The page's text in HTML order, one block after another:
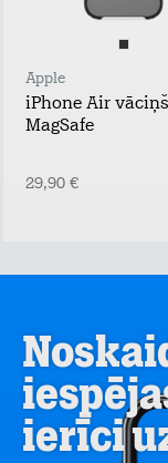
Apple
iPhone Air
MagSafe
29,90 €
ierīci